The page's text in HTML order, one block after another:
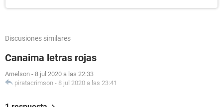
Discusiones similares
Canaima letras rojas
Arnelson - 8 jul 2020 a las 22:33
piratacrimson - 8 jul 2020 a las 23:41